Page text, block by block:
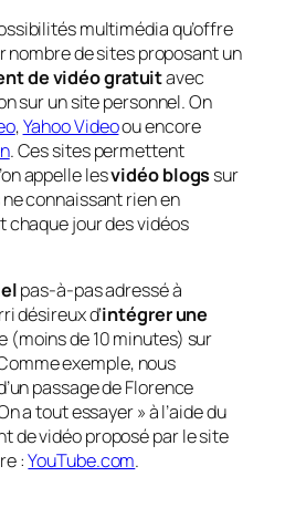
multimédia qu’offre
nombre de sites proposant un
de vidéo gratuitavec
sur un site personnel. On
,Yahoo Videoou encore
. Ces sites permettent
appelle lesvidéo blogs sur
connaissant rien en
jour des vidéos
pas-à-pas adressé à
désireux d’intégrer une
(moins de 10 minutes) sur
exemple, nous
passage de Florence
a tout essayer » à l’aide du
de vidéo proposé par le site
:YouTube.com.